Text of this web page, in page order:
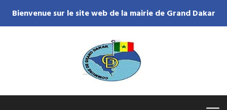
Bienvenue sur le site web de la mairie de Grand Dakar